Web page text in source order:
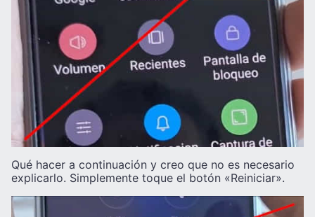
Qué hacer a continuación y creo que no es necesario
explicarlo. Simplemente toque el botón «Reiniciar».